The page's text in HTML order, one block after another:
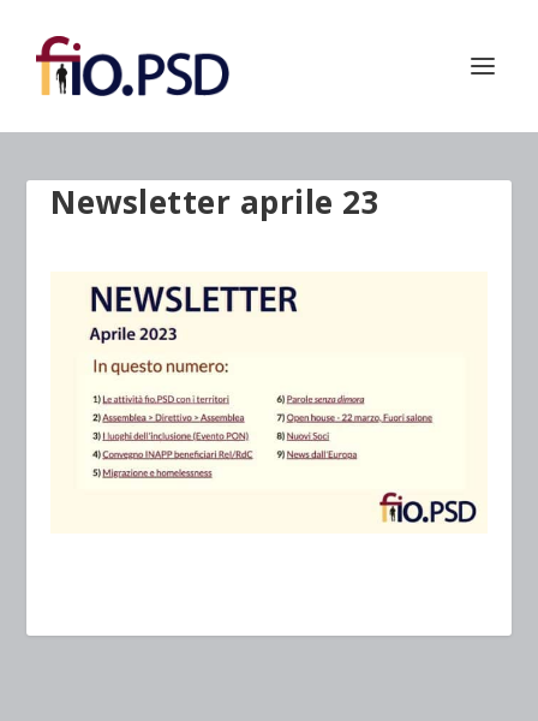
Newsletter aprile 23